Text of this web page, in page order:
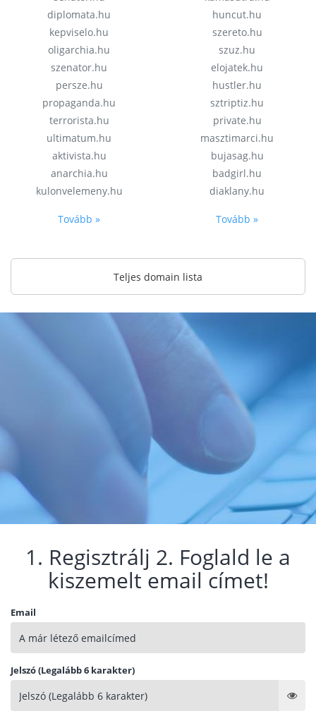
diplomata.hu
kepviselo.hu
oligarchia.hu
szenator.hu
persze.hu
propaganda.hu
terrorista.hu
ultimatum.hu
aktivista.hu
anarchia.hu
kulonvelemeny.hu
Tovább »
huncut.hu
szereto.hu
szuz.hu
elojatek.hu
hustler.hu
sztriptiz.hu
private.hu
masztimarci.hu
bujasag.hu
badgirl.hu
diaklany.hu
Tovább »
Teljes domain lista
1. Regisztrálj 2. Foglald le a
kiszemelt email címet!
Email
Jelszó (Legalább 6 karakter)